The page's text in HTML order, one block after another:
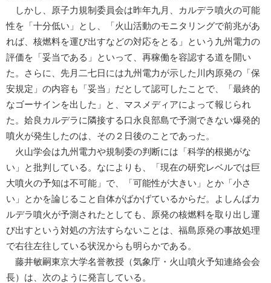
しかし、原子力規制委員会は昨年九月、カルデラ噴火の可能
性を「十分低い」とし、「火山活動のモニタリングで前兆があ
れば、核燃料を運び出すなどの対応をとる」という九州電力の
評価を「妥当である」といって、再稼働を容認する道を開い
た。さらに、先月二七日には九州電力が示した川内原発の「保
安規定」の内容も「妥当」だとして認可したことで、「最終的
なゴーサインを出した」と、マスメディアによって報じられ
た。姶良カルデラに隣接する口永良部島で予測できない爆発的
噴火が発生したのは、その２日後のことであった。
火山学会は九州電力や規制委の判断には「科学的根拠がな
い」と批判している。なによりも、「現在の研究レベルでは巨
大噴火の予知は不可能」で、「可能性が大きい」とか「小さ
い」とかを論じること自体がばかげているからだ。よしんばカ
ルデラ噴火が予測されたとしても、原発の核燃料を取り出し運
び出すという対処の方法すらないことは、福島原発の事故処理
で右往左往している状況からも明らかである。
藤井敏嗣東京大学名誉教授（気象庁・火山噴火予知連絡会会
長）は、次のように発言している。